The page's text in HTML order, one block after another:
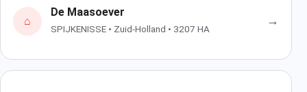
⌂
De Maasoever
SPIJKENISSE • Zuid-Holland • 3207 HA
→